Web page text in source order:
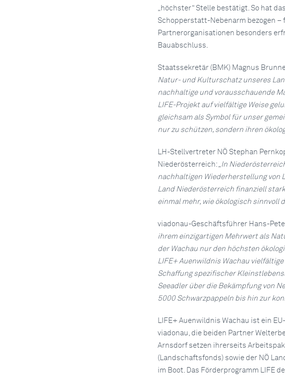
„höchster“ Stelle bestätigt. So hat
Schopperstatt-Nebenarm bezogen –
Partnerorganisationen besonders
Bauabschluss.
Staatssekretär (BMK) Magnus
Natur- und Kulturschatz unseres
nachhaltige und vorausschauende
LIFE-Projekt auf vielfältige Weise
gleichsam als Symbol für unser
nur zu schützen, sondern ihren
LH-Stellvertreter NÖ Stephan
Niederösterreich: „In
nachhaltigen Wiederherstellung von
Land Niederösterreich finanziell
einmal mehr, wie ökologisch sinnvoll
viadonau-Geschäftsführer Hans-
ihrem einzigartigen Mehrwert als
der Wachau nur den höchsten
LIFE+ Auenwildnis Wachau
Schaffung spezifischer
Seeadler über die Bekämpfung von
5000 Schwarzpappeln bis hin zur
LIFE+ Auenwildnis Wachau ist ein
viadonau, die beiden Partner
Arnsdorf setzen ihrerseits
(Landschaftsfonds) sowie der NÖ
im Boot. Das Förderprogramm LIFE